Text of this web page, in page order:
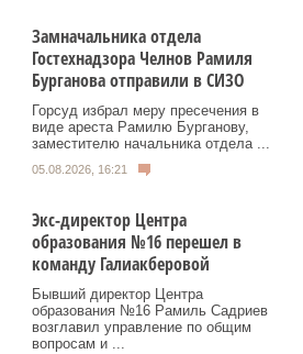
Замначальника отдела
Гостехнадзора Челнов Рамиля
Бурганова отправили в СИЗО
Горсуд избрал меру пресечения в
виде ареста Рамилю Бурганову,
заместителю начальника отдела ...
05.08.2026, 16:21
Экс-директор Центра
образования №16 перешел в
команду Галиакберовой
Бывший директор Центра
образования №16 Рамиль Садриев
возглавил управление по общим
вопросам и ...